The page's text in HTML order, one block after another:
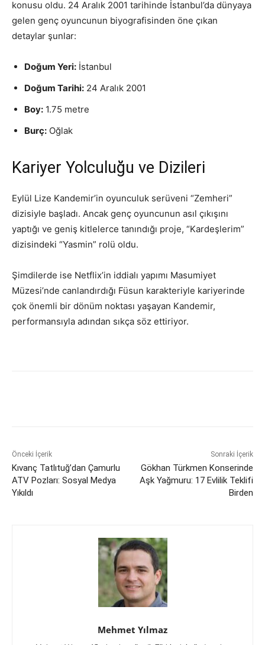
konusu oldu. 24 Aralık 2001 tarihinde İstanbul’da dünyaya
gelen genç oyuncunun biyografisinden öne çıkan
detaylar şunlar:
Doğum Yeri: İstanbul
Doğum Tarihi: 24 Aralık 2001
Boy: 1.75 metre
Burç: Oğlak
Kariyer Yolculuğu ve Dizileri
Eylül Lize Kandemir’in oyunculuk serüveni “Zemheri”
dizisiyle başladı. Ancak genç oyuncunun asıl çıkışını
yaptığı ve geniş kitlelerce tanındığı proje, “Kardeşlerim”
dizisindeki “Yasmin” rolü oldu.
Şimdilerde ise Netflix’in iddialı yapımı Masumiyet
Müzesi’nde canlandırdığı Füsun karakteriyle kariyerinde
çok önemli bir dönüm noktası yaşayan Kandemir,
performansıyla adından sıkça söz ettiriyor.
Önceki İçerik
Kıvanç Tatlıtuğ’dan Çamurlu
ATV Pozları: Sosyal Medya
Yıkıldı
Sonraki İçerik
Gökhan Türkmen Konserinde
Aşk Yağmuru: 17 Evlilik Teklifi
Birden
Mehmet Yılmaz